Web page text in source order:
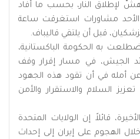
لإطلاق النار، بحسب ما أفاد
الأحد مشاورات استغرقت ساعة
قبل أن يلتقي قاليباف.
به الحكومة الباكستانية،
الجيش، في مسار إقرار وقف
عن أمله في أن تقود هذه الجهود
السلام والاستقرار والأمن
قائلاً إن الولايات المتحدة
الهجوم على إيران إلى إحداث